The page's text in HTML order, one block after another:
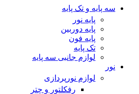
سه پایه و تک پایه
پایه نور
پایه دوربین
پایه فون
تک پایه
لوازم جانبی سه پایه
نور
لوازم نورپردازی
رفکلتور و چتر